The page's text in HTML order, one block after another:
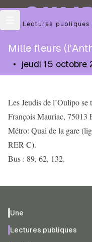
Les Lectures publiques
Mille fleurs
• jeudi 15 octobre
Les Jeudis de l’Oulipo
François Mauriac, 75013
Métro: Quai de la gare
RER C).
Bus : 89, 62, 132.
Une
Lectures publiques